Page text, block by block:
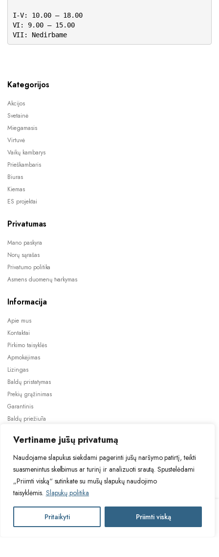
Vertiname jūsų privatumą
Naudojame slapukus siekdami pagerinti jūsų naršymo patirtį, teikti
suasmenintus skelbimus ar turinį ir analizuoti srautą. Spustelėdami
„Priimti viską“ sutinkate su mūsų slapukų naudojimo
taisyklėmis. Slapukų politika
Pritaikyti Priimti viskąĮ krepšelį
I-V: 10.00 – 18.00
VI: 9.00 – 15.00
VII: Nedirbame
Kategorijos
Akcijos
Svetainė
Miegamasis
Virtuvė
Vaikų kambarys
Prieškambaris
Biuras
Kiemas
ES projektai
Privatumas
Mano paskyra
Norų sąrašas
Privatumo politika
Asmens duomenų tvarkymas
Informacija
Apie mus
Kontaktai
Pirkimo taisyklės
Apmokėjimas
Lizingas
Baldų pristatymas
Prekių grąžinimas
Garantinis
Baldų priežiūra
2024 © Visos teisės saugomos. Be TauBaldai.lt sutikimo draudžiama
Asmens duomenų tvarkymas